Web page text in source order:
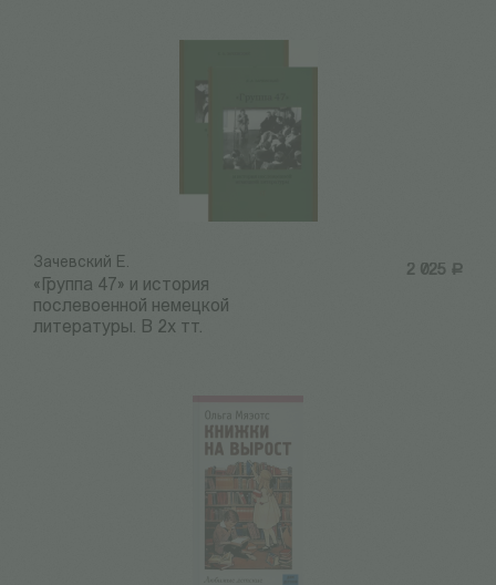
2 025 Р
Зачевский Е.
«Группа 47» и история
послевоенной немецкой
литературы. В 2х тт.